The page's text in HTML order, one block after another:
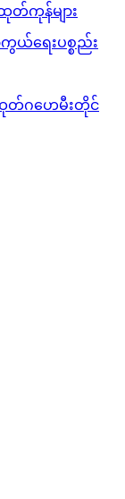
တ်ကုန်များ
ယ်ရေးပစ္စည်း
ထုတ်ဂဟေမီးတိုင်